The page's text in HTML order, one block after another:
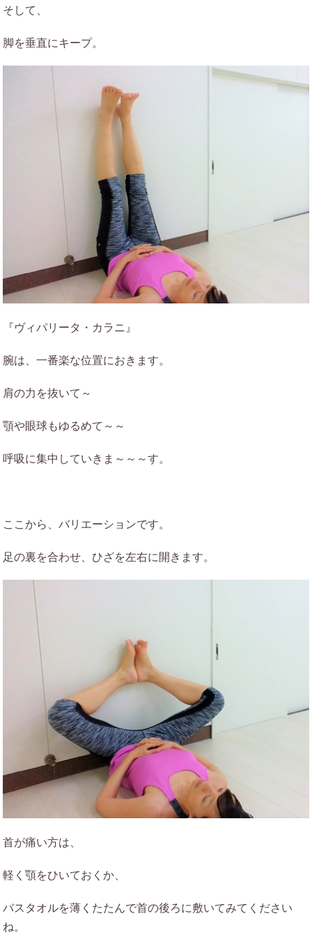
そして、
脚を垂直にキープ。
『ヴィパリータ・カラニ』
腕は、一番楽な位置におきます。
肩の力を抜いて～
顎や眼球もゆるめて～～
呼吸に集中していきま～～～す。
ここから、バリエーションです。
足の裏を合わせ、ひざを左右に開きます。
首が痛い方は、
軽く顎をひいておくか、
バスタオルを薄くたたんで首の後ろに敷いてみてください
ね。